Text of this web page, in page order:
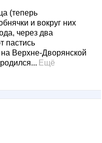
(теперь
и вокруг них
через два
пастись
Верхне-Дворянской
Ещё